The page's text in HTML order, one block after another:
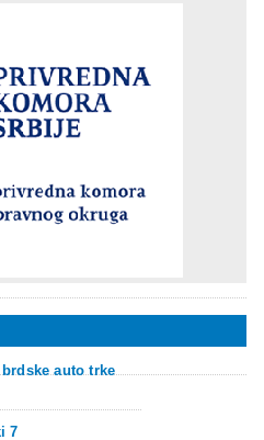
auto trke
7